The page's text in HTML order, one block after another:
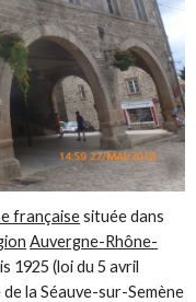
françaisesituée dans
Auvergne-Rhône-
1925 (loi du 5 avril
la Séauve-sur-Semène